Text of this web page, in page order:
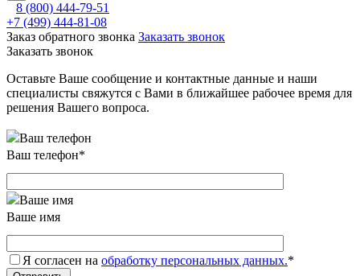
8 (800) 444-79-51
+7 (499) 444-81-08
Заказ обратного звонка Заказать звонок
Заказать звонок
Оставьте Ваше сообщение и контактные данные и наши
специалисты свяжутся с Вами в ближайшее рабочее время для
решения Вашего вопроса.
Ваш телефон*
Ваше имя
Я согласен на обработку персональных данных.*